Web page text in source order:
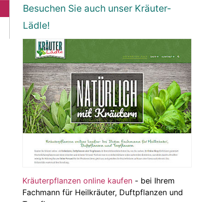
Besuchen Sie auch unser Kräuter-
Lädle!
Kräuterpflanzen online kaufen - bei Ihrem
Fachmann für Heilkräuter, Duftpflanzen und